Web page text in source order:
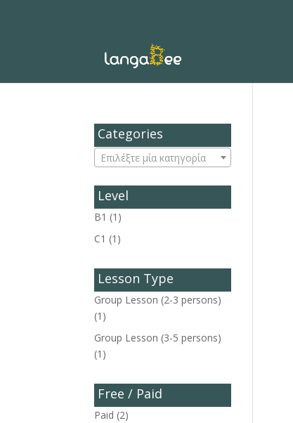
Categories
Επιλέξτε μία κατηγορία
Level
B1 (1)
C1 (1)
Lesson Type
Group Lesson (2-3 persons)
(1)
Group Lesson (3-5 persons)
(1)
Free / Paid
Paid (2)